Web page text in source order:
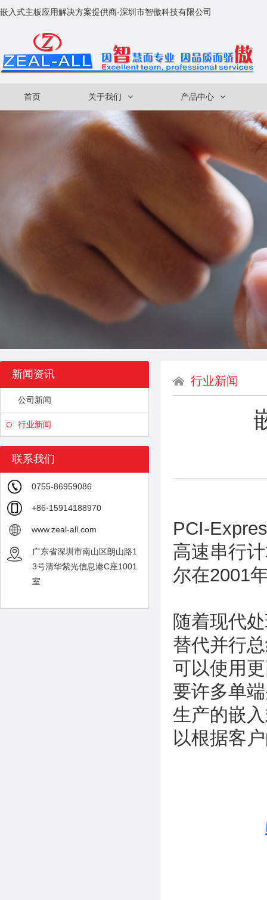
嵌入式主板应用解决方案提供商-深圳市智傲科技有限公司
首页 关于我们 产品中心
新闻资讯
公司新闻
行业新闻
联系我们
0755-86959086
+86-15914188970
www.zeal-all.com
广东省深圳市南山区朗山路1
3号清华紫光信息港C座1001
室
行业新闻
PCI-
高速串行
尔在2001
随着现代
替代并行
可以使用
要许多单
生产的嵌
以根据客